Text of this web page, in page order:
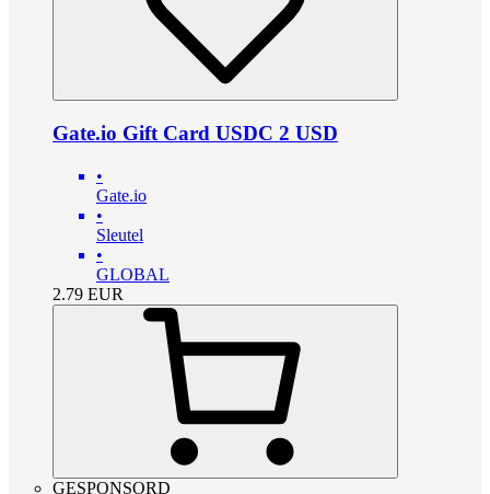
Gate.io Gift Card USDC 2 USD
•
Gate.io
•
Sleutel
•
GLOBAL
2.79 EUR
GESPONSORD